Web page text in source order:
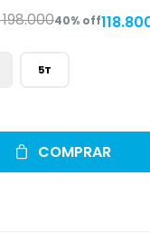
198.00040
5T
COMPRAR